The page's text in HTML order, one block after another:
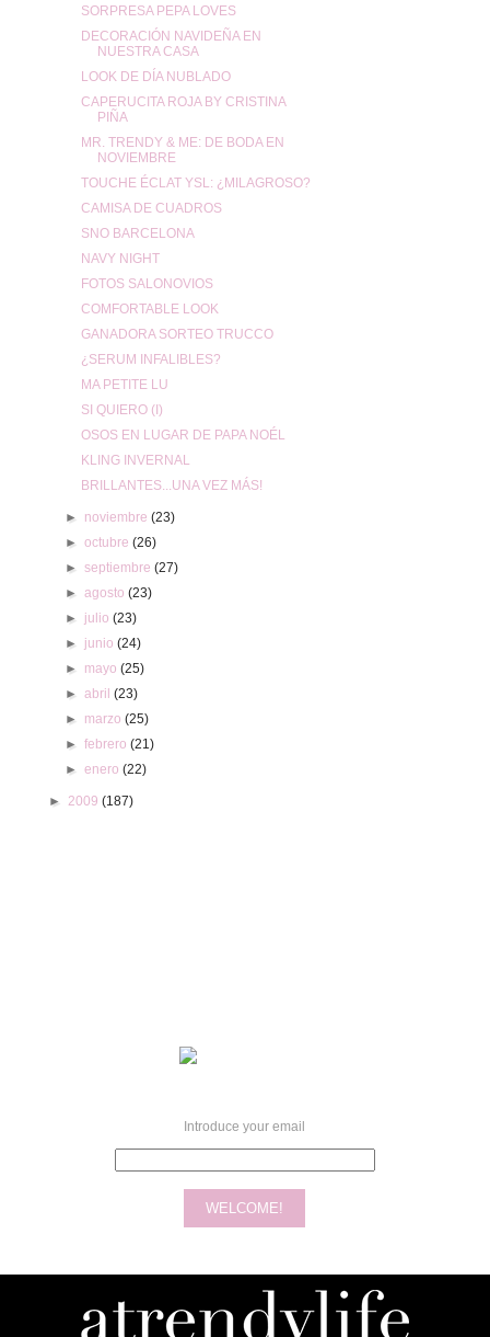
SORPRESA PEPA LOVES
DECORACIÓN NAVIDEÑA EN
NUESTRA CASA
LOOK DE DÍA NUBLADO
CAPERUCITA ROJA BY CRISTINA
PIÑA
MR. TRENDY & ME: DE BODA EN
NOVIEMBRE
TOUCHE ÉCLAT YSL: ¿MILAGROSO?
CAMISA DE CUADROS
SNO BARCELONA
NAVY NIGHT
FOTOS SALONOVIOS
COMFORTABLE LOOK
GANADORA SORTEO TRUCCO
¿SERUM INFALIBLES?
MA PETITE LU
SI QUIERO (I)
OSOS EN LUGAR DE PAPA NOÉL
KLING INVERNAL
BRILLANTES...UNA VEZ MÁS!
► noviembre (23)
► octubre (26)
► septiembre (27)
► agosto (23)
► julio (23)
► junio (24)
► mayo (25)
► abril (23)
► marzo (25)
► febrero (21)
► enero (22)
►2009(187)
Introduce your email